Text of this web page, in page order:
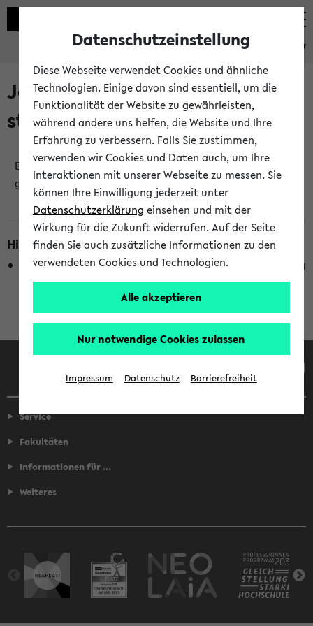
eKVV
Jetzt und in Kürze
stattfindende Veranstaltungen
Es wurden keine jetzt stattfindenden Veranstaltungen
gefunden!
Hinweise zur Liste
Die Anzeige ist semesterübergreifend und nicht abhängig
vom im eKVV gewählten Semester.
Facebook Instagram LinkedIn TikTok
Service
Fakultäten
Informationen für ...
Weiteres
Datenschutzeinstellung
Diese Webseite verwendet Cookies und ähnliche
Technologien. Einige davon sind essentiell, um die
Funktionalität der Website zu gewährleisten,
während andere uns helfen, die Website und Ihre
Erfahrung zu verbessern. Falls Sie zustimmen,
verwenden wir Cookies und Daten auch, um Ihre
Interaktionen mit unserer Webseite zu messen. Sie
können Ihre Einwilligung jederzeit unter
Datenschutzerklärung einsehen und mit der
Wirkung für die Zukunft widerrufen. Auf der Seite
finden Sie auch zusätzliche Informationen zu den
verwendeten Cookies und Technologien.
Alle akzeptieren
Nur notwendige Cookies zulassen
Impressum Datenschutz Barrierefreiheit